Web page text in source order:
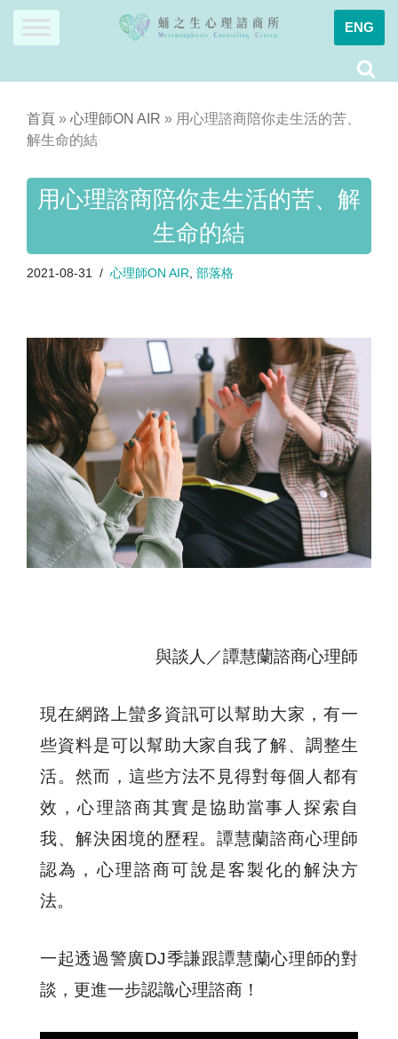
Skip
ENG
首頁 » 心理師ON AIR » 用心理諮商陪你走生活的苦、
解生命的結
用心理諮商陪你走生活的苦、解
生命的結
2021-08-31 心理師ON AIR 部落格
與談人／譚慧蘭諮商心理師
現在網路上蠻多資訊可以幫助大家，有一
些資料是可以幫助大家自我了解、調整生
活。然而，這些方法不見得對每個人都有
效，心理諮商其實是協助當事人探索自
我、解決困境的歷程。譚慧蘭諮商心理師
認為，心理諮商可說是客製化的解決方
法。
一起透過警廣DJ季謙跟譚慧蘭心理師的對
談，更進一步認識心理諮商！